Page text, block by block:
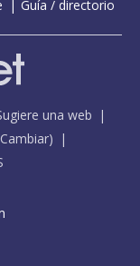
Guía / directorio
una web
Cambiar)